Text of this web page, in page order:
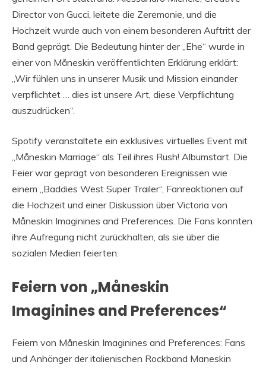
Director von Gucci, leitete die Zeremonie, und die
Hochzeit wurde auch von einem besonderen Auftritt der
Band geprägt. Die Bedeutung hinter der „Ehe“ wurde in
einer von Måneskin veröffentlichten Erklärung erklärt:
„Wir fühlen uns in unserer Musik und Mission einander
verpflichtet … dies ist unsere Art, diese Verpflichtung
auszudrücken“.
Spotify veranstaltete ein exklusives virtuelles Event mit
„Måneskin Marriage“ als Teil ihres Rush! Albumstart. Die
Feier war geprägt von besonderen Ereignissen wie
einem „Baddies West Super Trailer“, Fanreaktionen auf
die Hochzeit und einer Diskussion über Victoria von
Måneskin Imaginines and Preferences. Die Fans konnten
ihre Aufregung nicht zurückhalten, als sie über die
sozialen Medien feierten.
Feiern von „Måneskin
Imaginines and Preferences“
Feiern von Måneskin Imaginines and Preferences: Fans
und Anhänger der italienischen Rockband Maneskin